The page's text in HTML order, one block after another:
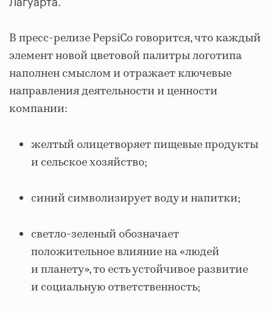
Лагуарта.
В пресс-релизе PepsiCo говорится, что каждый
элемент новой цветовой палитры логотипа
наполнен смыслом и отражает ключевые
направления деятельности и ценности
компании:
желтый олицетворяет пищевые продукты
и сельское хозяйство;
синий символизирует воду и напитки;
светло-зеленый обозначает
положительное влияние на «людей
и планету», то есть устойчивое развитие
и социальную ответственность;